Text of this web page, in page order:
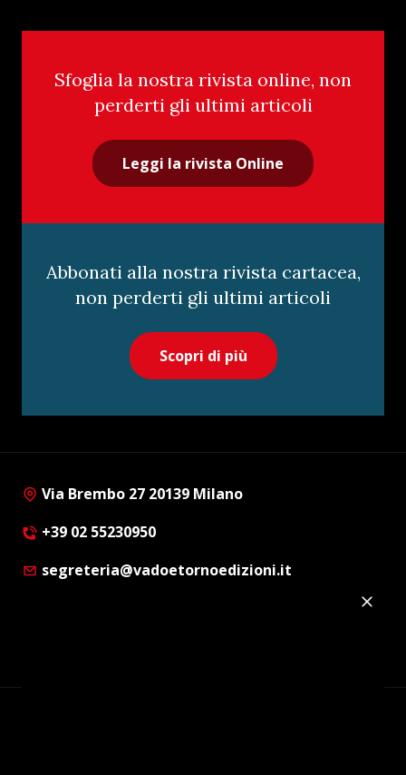
Sfoglia la nostra rivista online, non
perderti gli ultimi articoli
Leggi la rivista Online
Abbonati alla nostra rivista cartacea,
non perderti gli ultimi articoli
Scopri di più
Via Brembo 27 20139 Milano
+39 02 55230950
segreteria@vadoetornoedizioni.it